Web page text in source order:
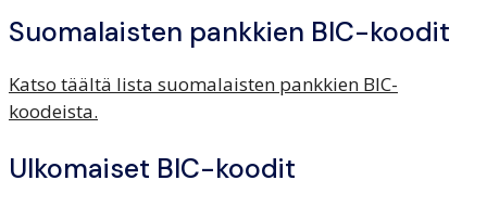
Suomalaisten pankkien BIC-koodit
Katso täältä lista suomalaisten pankkien BIC-
koodeista.
Ulkomaiset BIC-koodit